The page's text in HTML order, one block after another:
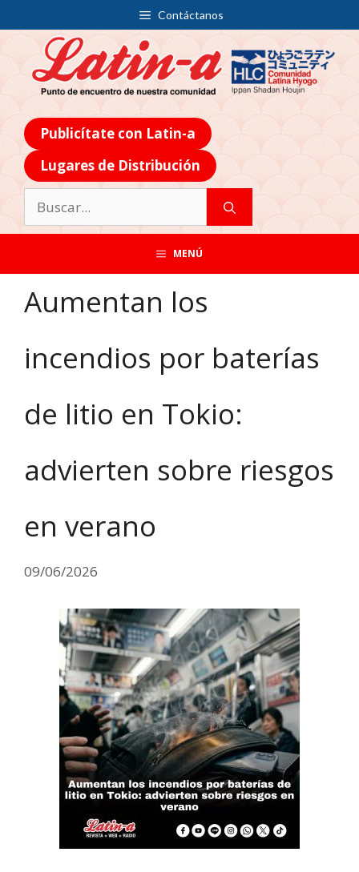
Contáctanos
Publicítate con Latin-a
Lugares de Distribución
MENÚ
Aumentan los
incendios por baterías
de litio en Tokio:
advierten sobre riesgos
en verano
09/06/2026